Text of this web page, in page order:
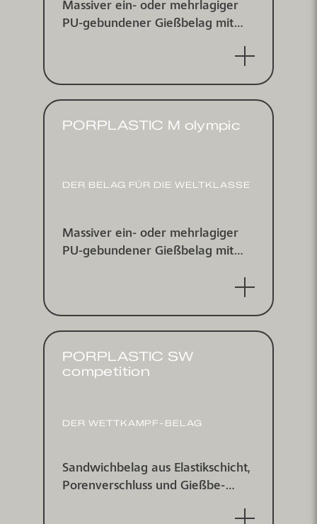
Massiver ein- oder mehr­lagiger
PU-gebundener Gieß­belag mit
PORPLASTIC M olympic
DER BELAG FÜR DIE WELTKLASSE
Massiver ein- oder mehr­lagiger
PU-ge­bundener Gieß­belag mit
PORPLASTIC SW
competition
DER WETTKAMPF-BELAG
Sandwichbelag aus Elastik­schicht,
Poren­ver­schluss und Gieß­be­